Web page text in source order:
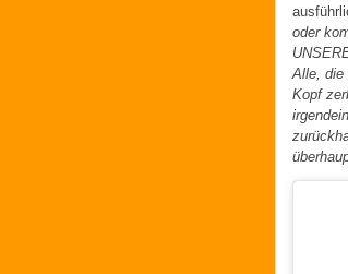
oder
Alle, die
Kopf